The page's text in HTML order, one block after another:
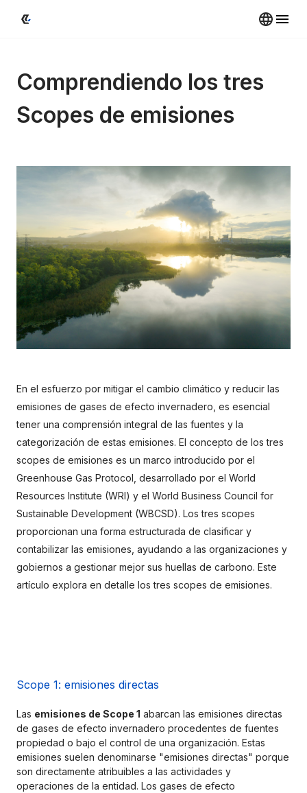
Comprendiendo los tres
Scopes de emisiones
En el esfuerzo por mitigar el cambio climático y reducir las
emisiones de gases de efecto invernadero, es esencial
tener una comprensión integral de las fuentes y la
categorización de estas emisiones. El concepto de los tres
scopes de emisiones es un marco introducido por el
Greenhouse Gas Protocol, desarrollado por el World
Resources Institute (WRI) y el World Business Council for
Sustainable Development (WBCSD). Los tres scopes
proporcionan una forma estructurada de clasificar y
contabilizar las emisiones, ayudando a las organizaciones y
gobiernos a gestionar mejor sus huellas de carbono. Este
artículo explora en detalle los tres scopes de emisiones.
Scope 1: emisiones directas
Las emisiones de Scope 1 abarcan las emisiones directas
de gases de efecto invernadero procedentes de fuentes
propiedad o bajo el control de una organización. Estas
emisiones suelen denominarse "emisiones directas" porque
son directamente atribuibles a las actividades y
operaciones de la entidad. Los gases de efecto